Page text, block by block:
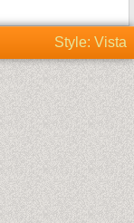
Style: Vista